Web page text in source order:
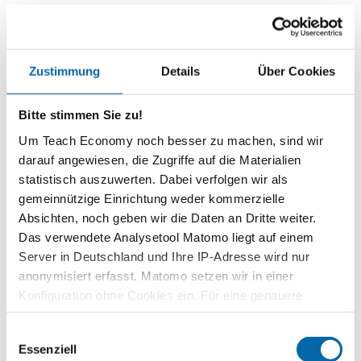
Zustimmung Details Über Cookies
Bitte stimmen Sie zu!
Um Teach Economy noch besser zu machen, sind wir
darauf angewiesen, die Zugriffe auf die Materialien
statistisch auszuwerten. Dabei verfolgen wir als
gemeinnützige Einrichtung weder kommerzielle
Absichten, noch geben wir die Daten an Dritte weiter.
Das verwendete Analysetool Matomo liegt auf einem
Server in Deutschland und Ihre IP-Adresse wird nur
anonymisiert erfasst. Matomo setzen wir in einer
Konfiguration ohne Cookies ein. Für eine genauere
Analyse bitte wir Sie, auch den optional wählbaren
Essenziell
Facebook: Kartellamt schränkt Datensammlung
ein
Der Ausschnitt aus der Tagesschau „Facebook: Kartellamt schränkt
Konflikts zwischen Facebook und dem Bundeskartellamt.
Facebook sammelte …
Facebook muss das Datensammeln stoppen
des Konflikts zwischen Facebook und dem Bundeskartellamt. Der
Bundesgerichtshof (BGH) …